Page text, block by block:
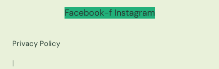
Facebook-f Instagram
Privacy Policy
|